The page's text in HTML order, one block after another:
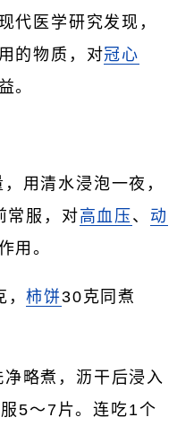
代医学研究发现，
的物质，对冠心
。
用清水浸泡一夜，
常服，对高血压 、 动
用。
，柿饼30克同煮
净略煮，沥干后浸入
5～7片。连吃1个